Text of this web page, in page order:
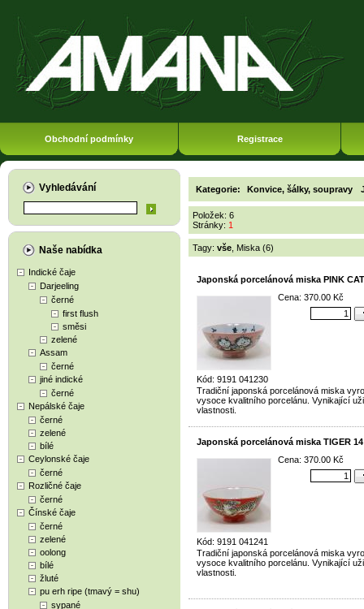
Obchodní podmínky Registrace
Vyhledávání
Naše nabídka
Indické čaje
Darjeeling
černé
first flush
směsi
zelené
Assam
černé
jiné indické
černé
Nepálské čaje
černé
zelené
bílé
Ceylonské čaje
černé
Rozličné čaje
černé
Čínské čaje
černé
zelené
oolong
bílé
žluté
pu erh ripe (tmavý = shu)
sypané
Kategorie: Konvice, šálky, soupravy
Položek: 6
Stránky: 1
Tagy: vše Miska (6)
Japonská porcelánová miska PINK
Kód: 9191 041230
Cena: 370.00 Kč
Tradiční japonská porcelánová miska
vysoce kvalitního porcelánu. Vynikající
vlastnosti.
Japonská porcelánová miska TIGER
Kód: 9191 041241
Cena: 370.00 Kč
Tradiční japonská porcelánová miska
vysoce kvalitního porcelánu. Vynikající
vlastnosti.